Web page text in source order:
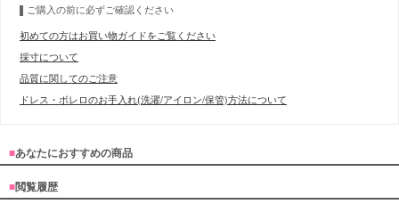
ご購入の前に必ずご確認ください
初めての方はお買い物ガイドをご覧ください
採寸について
品質に関してのご注意
ドレス・ボレロのお手入れ(洗濯/アイロン/保管)方法について
■あなたにおすすめの商品
■閲覧履歴